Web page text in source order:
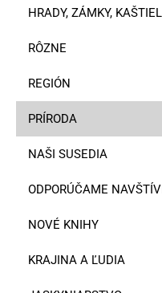
HRADY, ZÁMKY,
RÔZNE
REGIÓN
PRÍRODA
NAŠI SUSEDIA
ODPORÚČAME
NOVÉ KNIHY
KRAJINA A ĽUDIA